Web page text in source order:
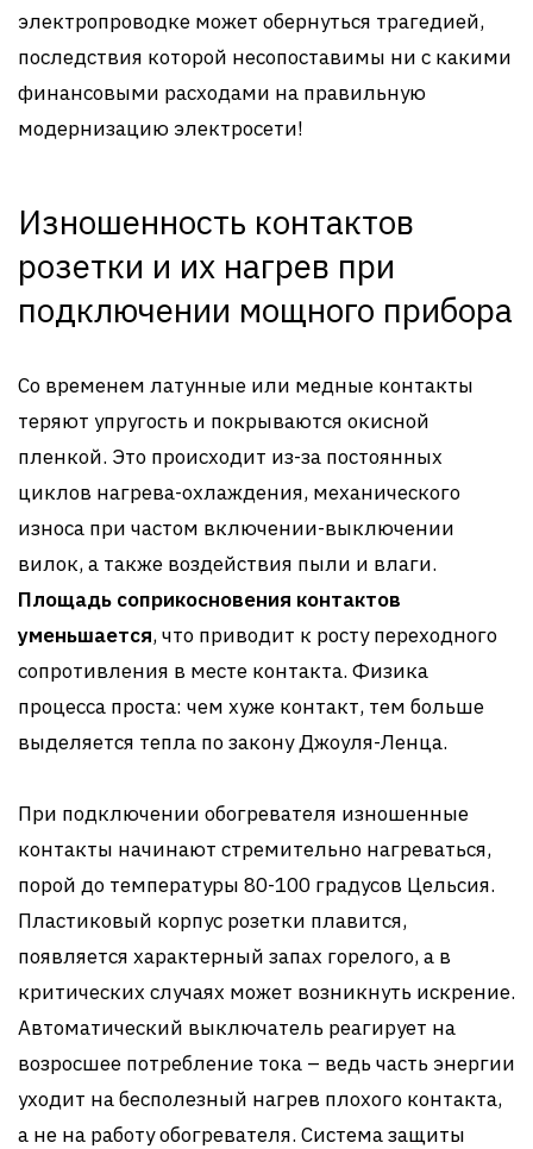
электропроводке может обернуться трагедией,
последствия которой несопоставимы ни с какими
финансовыми расходами на правильную
модернизацию электросети!
Изношенность контактов
розетки и их нагрев при
подключении мощного прибора
Со временем латунные или медные контакты
теряют упругость и покрываются окисной
пленкой. Это происходит из-за постоянных
циклов нагрева-охлаждения, механического
износа при частом включении-выключении
вилок, а также воздействия пыли и влаги.
Площадь соприкосновения контактов
уменьшается, что приводит к росту переходного
сопротивления в месте контакта. Физика
процесса проста: чем хуже контакт, тем больше
выделяется тепла по закону Джоуля-Ленца.
При подключении обогревателя изношенные
контакты начинают стремительно нагреваться,
порой до температуры 80-100 градусов Цельсия.
Пластиковый корпус розетки плавится,
появляется характерный запах горелого, а в
критических случаях может возникнуть искрение.
Автоматический выключатель реагирует на
возросшее потребление тока – ведь часть энергии
уходит на бесполезный нагрев плохого контакта,
а не на работу обогревателя. Система защиты